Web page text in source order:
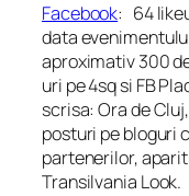
Facebook: 64
data
aproximativ 300
uri pe 4sq si FB
scrisa: Ora de Cluj,
posturi pe bloguri
partenerilor,
Transilvania Look.